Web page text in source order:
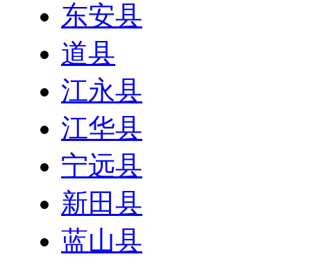
东安县
道县
江永县
江华县
宁远县
新田县
蓝山县